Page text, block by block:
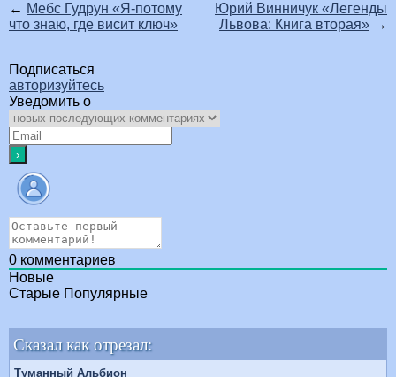
← Мебс Гудрун «Я-потому
что знаю, где висит ключ»
Юрий Винничук «Легенды
Львова: Книга вторая» →
Подписаться
авторизуйтесь
Уведомить о
0 комментариев
Новые
Старые Популярные
Сказал как отрезал:
Туманный Альбион